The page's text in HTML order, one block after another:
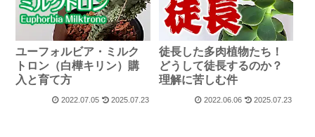
ユーフォルビア・ミルク
トロン（白樺キリン）購
入と育て方
2022.07.05 2025.07.23
徒長した多肉植物たち！
どうして徒長するのか？
理解に苦しむ件
2022.06.06 2025.07.23